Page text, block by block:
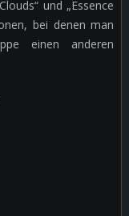
und „Essence
bei denen man
einen anderen